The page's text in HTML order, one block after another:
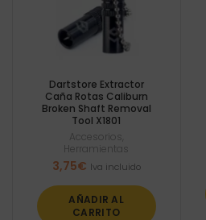
Dartstore Extractor
Caña Rotas Caliburn
Broken Shaft Removal
Tool X1801
Accesorios
Herramientas
3,75€ Iva incluido
AÑADIR AL
CARRITO